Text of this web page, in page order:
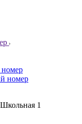
номер
1